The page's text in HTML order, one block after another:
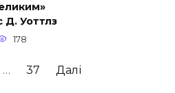
Д. Уоттлз
178
… 37 Далі